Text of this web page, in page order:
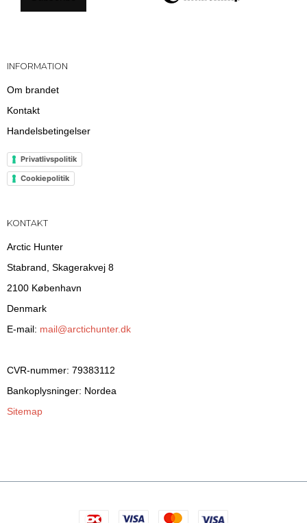
INFORMATION
Om brandet
Kontakt
Handelsbetingelser
Privatlivspolitik
Cookiepolitik
KONTAKT
Arctic Hunter
Stabrand, Skagerakvej 8
2100 København
Denmark
E-mail: mail@arctichunter.dk
CVR-nummer: 79383112
Bankoplysninger: Nordea
Sitemap